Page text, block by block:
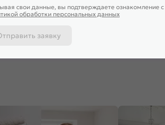
с 2-мя дверцами
Dreamline Graphite
₽
Шкаф верхний с 1-ой
дверцей Шале Brown
свои данные, вы подтверждаете ознакомление c
обработки персональных данных
заявку